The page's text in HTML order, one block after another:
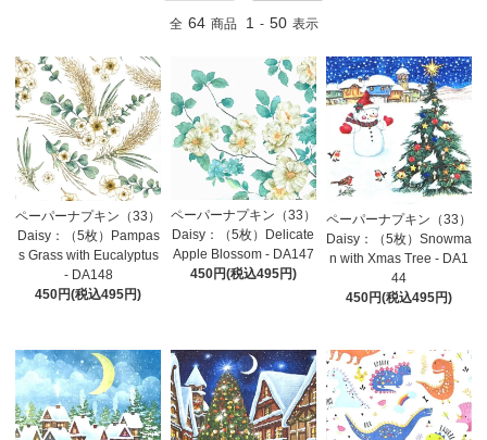
全 64 商品 1 - 50 表示
ペーパーナプキン（33）
Daisy：（5枚）Pampas
s Grass with Eucalyptus
- DA148
450円(税込495円)
ペーパーナプキン（33）
Daisy：（5枚）Delicate
Apple Blossom - DA147
450円(税込495円)
ペーパーナプキン（33）
Daisy：（5枚）Snowma
n with Xmas Tree - DA1
44
450円(税込495円)